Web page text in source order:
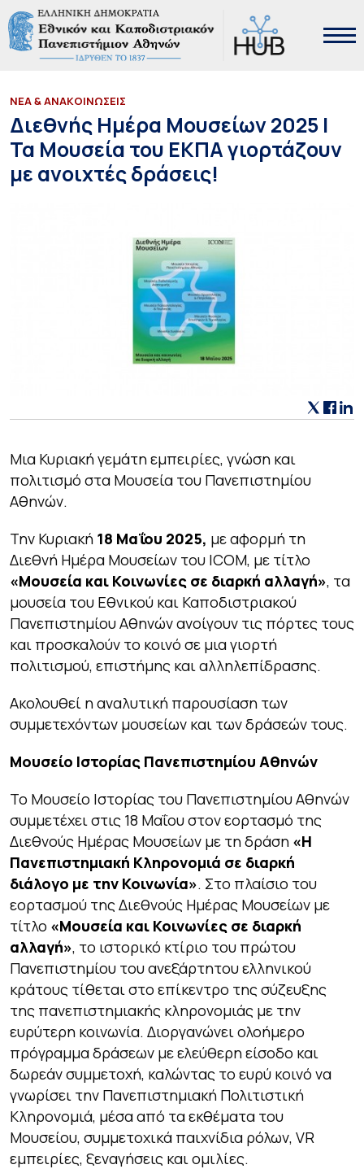
ΝΕΑ & ΑΝΑΚΟΙΝΩΣΕΙΣ
Διεθνής Ημέρα Μουσείων 2025 |
Τα Μουσεία του ΕΚΠΑ γιορτάζουν
με ανοιχτές δράσεις!
Μια Κυριακή γεμάτη εμπειρίες, γνώση και
πολιτισμό στα Μουσεία του Πανεπιστημίου
Αθηνών.
Την Κυριακή 18 Μαΐου 2025, με αφορμή τη
Διεθνή Ημέρα Μουσείων του ICOM, με τίτλο
«Μουσεία και Κοινωνίες σε διαρκή αλλαγή», τα
μουσεία του Εθνικού και Καποδιστριακού
Πανεπιστημίου Αθηνών ανοίγουν τις πόρτες τους
και προσκαλούν το κοινό σε μια γιορτή
πολιτισμού, επιστήμης και αλληλεπίδρασης.
Ακολουθεί η αναλυτική παρουσίαση των
συμμετεχόντων μουσείων και των δράσεών τους.
Μουσείο Ιστορίας Πανεπιστημίου Αθηνών
Το Μουσείο Ιστορίας του Πανεπιστημίου Αθηνών
συμμετέχει στις 18 Μαΐου στον εορτασμό της
Διεθνούς Ημέρας Μουσείων με τη δράση «Η
Πανεπιστημιακή Κληρονομιά σε διαρκή
διάλογο με την Κοινωνία». Στο πλαίσιο του
εορτασμού της Διεθνούς Ημέρας Μουσείων με
τίτλο «Μουσεία και Κοινωνίες σε διαρκή
αλλαγή», το ιστορικό κτίριο του πρώτου
Πανεπιστημίου του ανεξάρτητου ελληνικού
κράτους τίθεται στο επίκεντρο της σύζευξης
της πανεπιστημιακής κληρονομιάς με την
ευρύτερη κοινωνία. Διοργανώνει ολοήμερο
πρόγραμμα δράσεων με ελεύθερη είσοδο και
δωρεάν συμμετοχή, καλώντας το ευρύ κοινό να
γνωρίσει την Πανεπιστημιακή Πολιτιστική
Κληρονομιά, μέσα από τα εκθέματα του
Μουσείου, συμμετοχικά παιχνίδια ρόλων, VR
εμπειρίες, ξεναγήσεις και ομιλίες.